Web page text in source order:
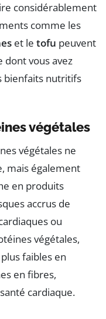
considérablement
comme les
et le tofu peuvent
dont vous avez
bienfaits nutritifs
végétales
végétales ne
mais également
en produits
accrus de
ou
végétales,
faibles en
en fibres,
cardiaque.